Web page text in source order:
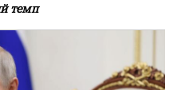
темп